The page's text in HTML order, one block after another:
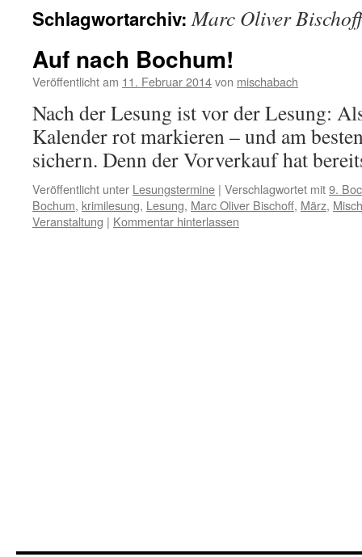
Schlagwortarchiv:Marc Oliver Bischoff
Auf nach Bochum!
Veröffentlicht am 11. Februar 2014von mischabach
Nach der Lesung ist vor der Lesung:
Kalender rot markieren – und am
sichern. Denn der Vorverkauf hat
Veröffentlicht unter Lesungstermine | Verschlagwortet mit9.
Bochum, krimilesung, Lesung, Marc Oliver Bischoff, März,
Veranstaltung | Kommentar hinterlassen